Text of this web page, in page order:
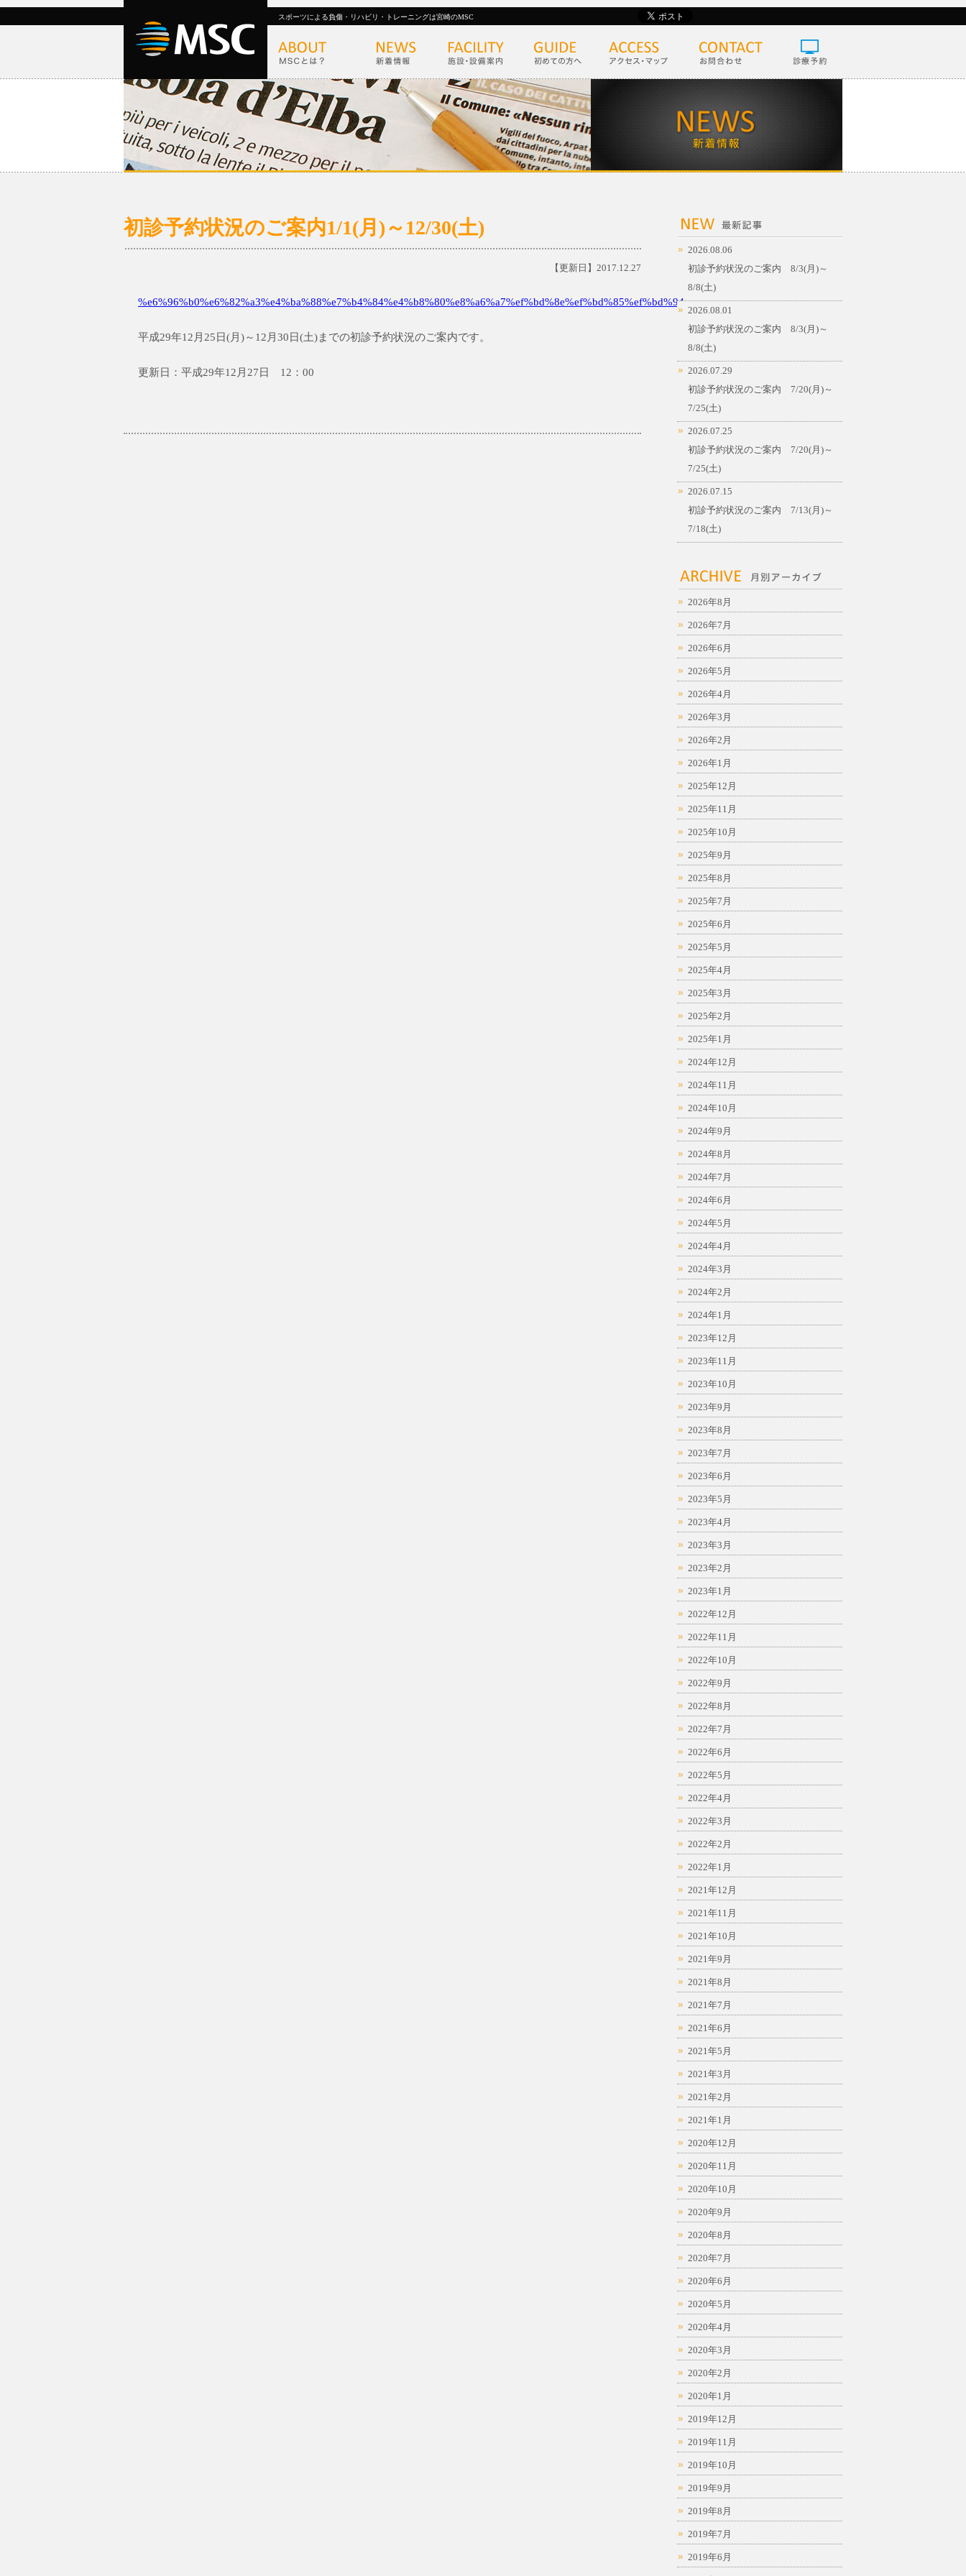
スポーツによる負傷・リハビリ・トレーニングは宮崎のMSC
初診予約状況のご案内1/1(月)～12/30(土)
【更新日】2017.12.27
%e6%96%b0%e6%82%a3%e4%ba%88%e7%b4%84%e4%b8%80%e8%a6%a7%ef%bd%8e%ef%bd%85%ef%bd%94
平成29年12月25日(月)～12月30日(土)までの初診予約状況のご案内です。
更新日：平成29年12月27日 12：00
2026.08.06
初診予約状況のご案内 8/3(月)～
8/8(土)
2026.08.01
初診予約状況のご案内 8/3(月)～
8/8(土)
2026.07.29
初診予約状況のご案内 7/20(月)～
7/25(土)
2026.07.25
初診予約状況のご案内 7/20(月)～
7/25(土)
2026.07.15
初診予約状況のご案内 7/13(月)～
7/18(土)
2026年8月
2026年7月
2026年6月
2026年5月
2026年4月
2026年3月
2026年2月
2026年1月
2025年12月
2025年11月
2025年10月
2025年9月
2025年8月
2025年7月
2025年6月
2025年5月
2025年4月
2025年3月
2025年2月
2025年1月
2024年12月
2024年11月
2024年10月
2024年9月
2024年8月
2024年7月
2024年6月
2024年5月
2024年4月
2024年3月
2024年2月
2024年1月
2023年12月
2023年11月
2023年10月
2023年9月
2023年8月
2023年7月
2023年6月
2023年5月
2023年4月
2023年3月
2023年2月
2023年1月
2022年12月
2022年11月
2022年10月
2022年9月
2022年8月
2022年7月
2022年6月
2022年5月
2022年4月
2022年3月
2022年2月
2022年1月
2021年12月
2021年11月
2021年10月
2021年9月
2021年8月
2021年7月
2021年6月
2021年5月
2021年3月
2021年2月
2021年1月
2020年12月
2020年11月
2020年10月
2020年9月
2020年8月
2020年7月
2020年6月
2020年5月
2020年4月
2020年3月
2020年2月
2020年1月
2019年12月
2019年11月
2019年10月
2019年9月
2019年8月
2019年7月
2019年6月